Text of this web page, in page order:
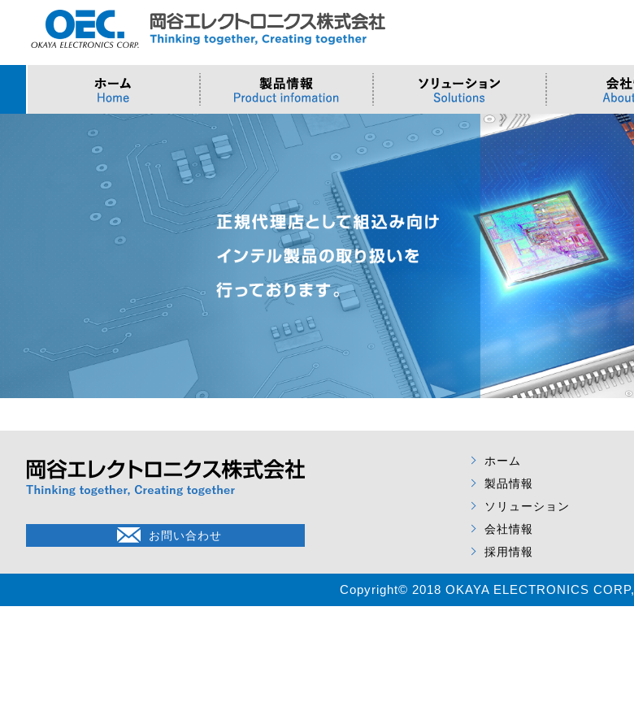
>Intel (IoT/Embedded)
>Intel Arc Graphics
ソフトウェア・クラウド
>Microsoft Azure
>Windows IoT
>Trellix
>AMI
システム
>Embeddedシステム
>オンライン資格確認端末
>周辺デバイス
>インテル IoTソリューション
>評価開発キット
>LLMソリューション
スマートシティ・DX
>ナガレミル / 人流・交通観測
>OTセキュリティ
>Edgeシリーズ
>Elementシリーズ
>Stellarシリーズ
>トップメッセージ >沿革
>その他・採用お問い合わせ >当社向けご提案フォーム
お問い合わせ
ホーム
製品情報
ソリューション
会社情報
採用情報
Copyright© 2018 OKAYA ELECTRONICS